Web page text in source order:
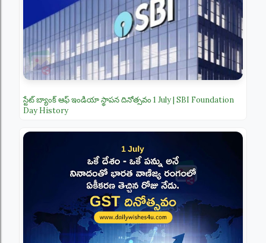
స్టేట్ బ్యాంక్ ఆఫ్ ఇండియా స్థాపన దినోత్సవం 1 July | SBI Foundation
Day History